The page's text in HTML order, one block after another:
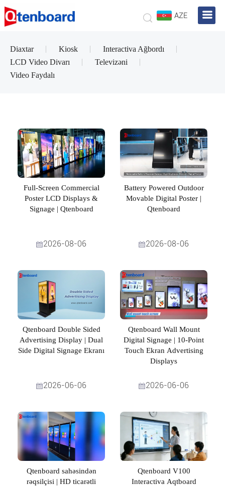
AZE
Diaxtar Kiosk
Interactiva Ağbordı
LCD Video Divarı
Televizəni
Video Faydalı
Full-Screen Commercial
Poster LCD Displays &
Signage | Qtenboard
2026-08-06
Battery Powered Outdoor
Movable Digital Poster |
Qtenboard
2026-08-06
Qtenboard Double Sided
Advertising Display | Dual
Side Digital Signage Ekranı
2026-06-06
Qtenboard Wall Mount
Digital Signage | 10-Point
Touch Ekran Advertising
Displays
2026-06-06
Qtenboard sahəsindən
rəqsilçisi | HD ticarətli
Qtenboard V100
Interactiva Aqtboard